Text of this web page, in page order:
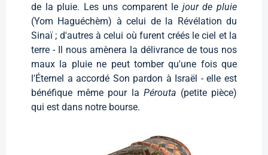
de la pluie. Les uns comparent le jour de pluie
(Yom Haguéchèm) à celui de la Révélation du
Sinaï ; d'autres à celui où furent créés le ciel et la
terre - Il nous amènera la délivrance de tous nos
maux la pluie ne peut tomber qu'une fois que
l'Éternel a accordé Son pardon à Israël - elle est
bénéfique même pour la Pérouta (petite pièce)
qui est dans notre bourse.